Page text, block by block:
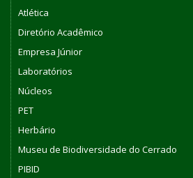
Atlética
Diretório Acadêmico
Empresa Júnior
Laboratórios
Núcleos
PET
Herbário
Museu de Biodiversidade do Cerrado
PIBID